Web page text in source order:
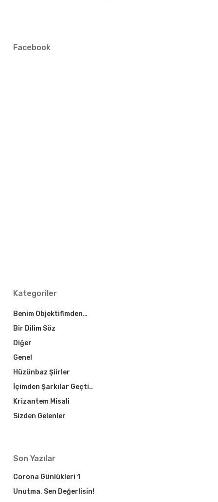
Facebook
Kategoriler
Benim Objektifimden…
Bir Dilim Söz
Diğer
Genel
Hüzünbaz Şiirler
İçimden Şarkılar Geçti..
Krizantem Misali
Sizden Gelenler
Son Yazılar
Corona Günlükleri 1
Unutma, Sen Değerlisin!